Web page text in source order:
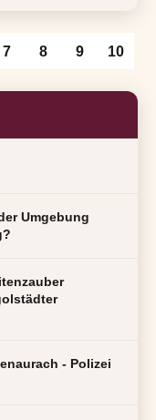
7 8 9 10
Umgebung
- Polizei